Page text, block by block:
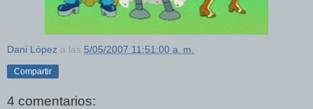
Dani López a las 5/05/2007 11:51:00 a. m.
Compartir
4 comentarios: